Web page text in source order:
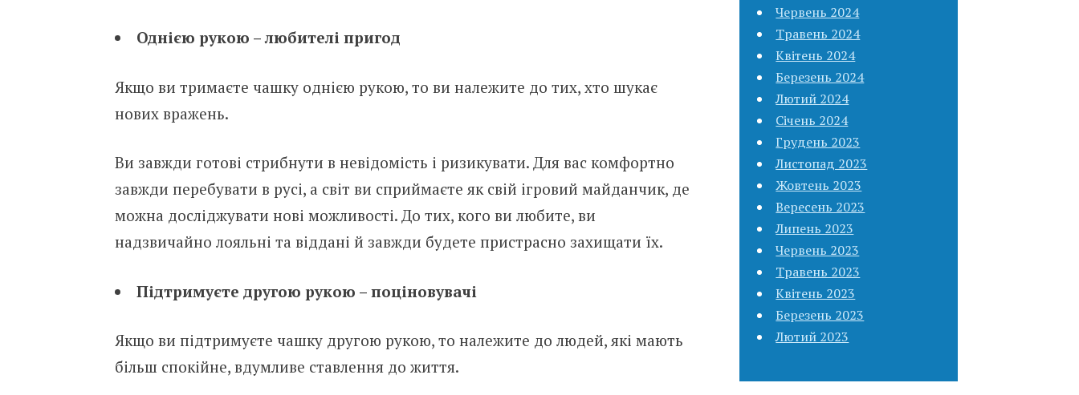
Однією рукою – любителі пригод
Якщо ви тримаєте чашку однією рукою, то ви належите до тих, хто шукає
нових вражень.
Ви завжди готові стрибнути в невідомість і ризикувати. Для вас комфортно
завжди перебувати в русі, а світ ви сприймаєте як свій ігровий майданчик, де
можна досліджувати нові можливості. До тих, кого ви любите, ви
надзвичайно лояльні та віддані й завжди будете пристрасно захищати їх.
Підтримуєте другою рукою – поціновувачі
Якщо ви підтримуєте чашку другою рукою, то належите до людей, які мають
більш спокійне, вдумливе ставлення до життя.
Червень 2024
Травень 2024
Квітень 2024
Березень 2024
Лютий 2024
Січень 2024
Грудень 2023
Листопад 2023
Жовтень 2023
Вересень 2023
Липень 2023
Червень 2023
Травень 2023
Квітень 2023
Березень 2023
Лютий 2023